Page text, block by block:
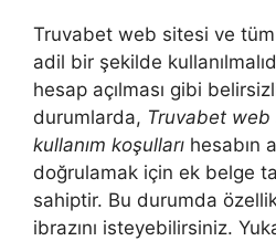
Truvabet web sitesi ve
adil bir şekilde
hesap açılması gibi
durumlarda, Truvabet
kullanım koşulları hesabın
doğrulamak için ek belge
sahiptir. Bu durumda
ibrazını isteyebilirsiniz.